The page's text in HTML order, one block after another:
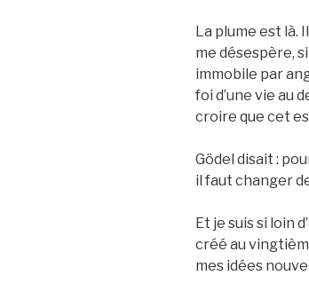
La plume est là.
me désespère,
immobile par
foi d’une vie au
croire que cet
Gödel disait :
il faut changer
Et je suis si loin
créé au
mes idées